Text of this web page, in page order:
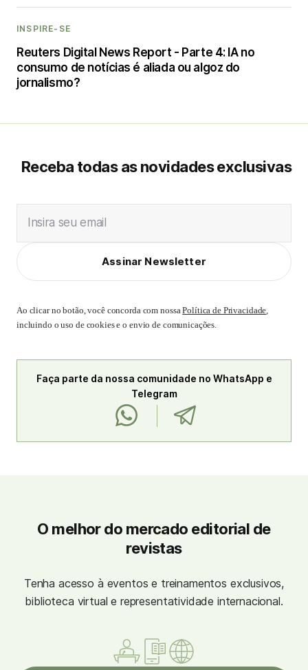
INSPIRE-SE
Reuters Digital News Report - Parte 4: IA no
consumo de notícias é aliada ou algoz do
jornalismo?
Receba todas as novidades exclusivas
Insira seu email
Assinar Newsletter
Ao clicar no botão, você concorda com nossaPolítica de Privacidade,
incluindo o uso de cookies e o envio de comunicações.
Faça parte da nossa comunidade no WhatsApp e
Telegram
O melhor do mercado editorial de
revistas
Tenha acesso à eventos e treinamentos exclusivos,
biblioteca virtual e representatividade internacional.